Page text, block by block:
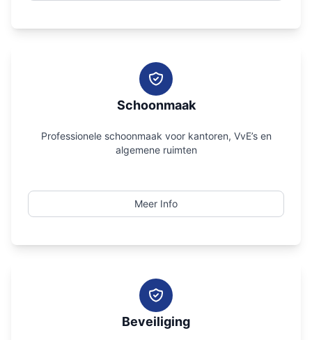
Schoonmaak
Professionele schoonmaak voor kantoren, VvE’s en
algemene ruimten
Meer Info
Beveiliging